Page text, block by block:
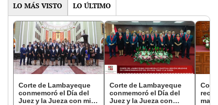
LO MÁS VISTO LO ÚLTIMO
Corte de Lambayeque
conmemoró el Día del
Juez y la Jueza con misa
Corte de Lambayeque
conmemoró el Día del
Juez y la Jueza con